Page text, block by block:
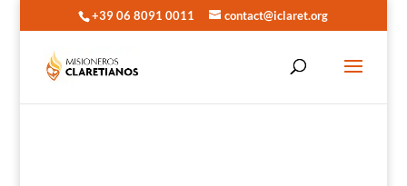
+39 06 8091 0011 contact@iclaret.org